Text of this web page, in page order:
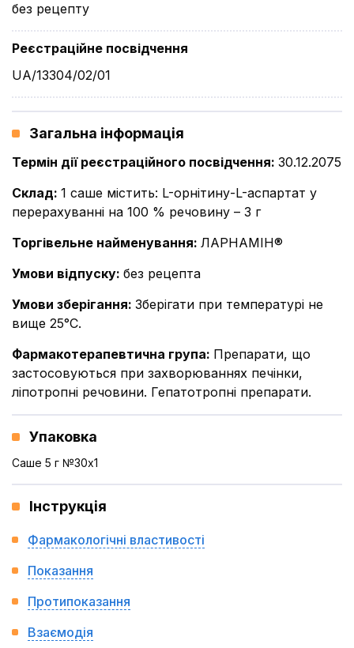
без рецепту
Реєстраційне посвідчення
UA/13304/02/01
Загальна інформація
Термін дії реєстраційного посвідчення: 30.12.2075
Склад: 1 саше містить: L-орнітину-L-аспартат у
перерахуванні на 100 % речовину – 3 г
Торгівельне найменування: ЛАРНАМІН®
Умови відпуску: без рецепта
Умови зберігання: Зберігати при температурі не
вище 25°С.
Фармакотерапевтична група: Препарати, що
застосовуються при захворюваннях печінки,
ліпотропні речовини. Гепатотропні препарати.
Упаковка
Саше 5 г №30x1
Інструкція
Фармакологічні властивості
Показання
Протипоказання
Взаємодія